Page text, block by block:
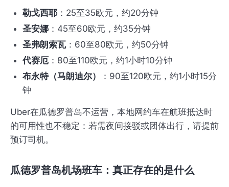
勒戈西耶 ：25至35欧元，约20分钟
圣安娜 ：45至60欧元，约35分钟
圣弗朗索瓦：60至80欧元，约50分钟
代赛厄 ：80至110欧元，约1小时10分钟
布永特（马朗迪尔）
：90至120欧元，约1小时15分
钟
Uber在瓜德罗普岛不运营，本地网约车在航班抵达时
的可用性也不稳定：若需夜间接驳或团体出行，请提前
预订司机。
瓜德罗普岛机场班车：真正存在的是什么